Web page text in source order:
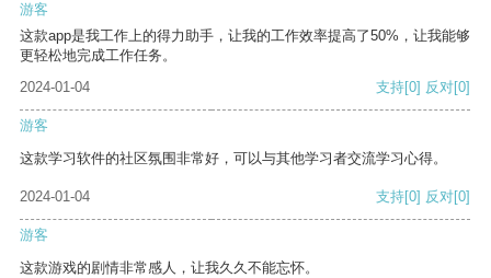
游客
这款app是我工作上的得力助手，让我的工作效率提高了50%，让我能够
更轻松地完成工作任务。
2024-01-04
支持[0] 反对[0]
游客
这款学习软件的社区氛围非常好，可以与其他学习者交流学习心得。
2024-01-04 支持[0] 反对[0]
游客
这款游戏的剧情非常感人，让我久久不能忘怀。